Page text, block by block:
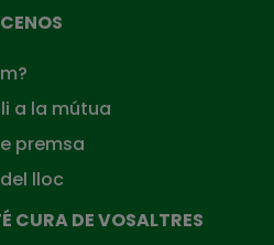
a la mútua
premsa
lloc
CURA DE VOSALTRES